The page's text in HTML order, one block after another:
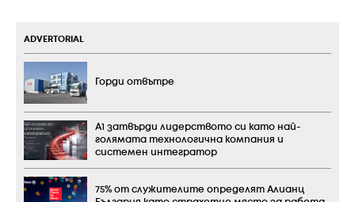
ADVERTORIAL
Горди отвътре
А1 затвърди лидерството си като най-
голямата технологична компания и
системен интегратор
75% от служителите определят Алианц